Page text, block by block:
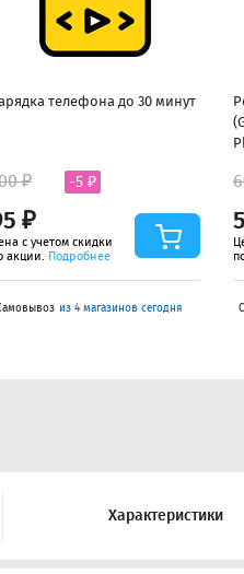
телефона до 30 минут
₽
₽ -5 ₽
с учетом скидки
акции. Подробнее
из 4 магазинов сегодня
Характеристики